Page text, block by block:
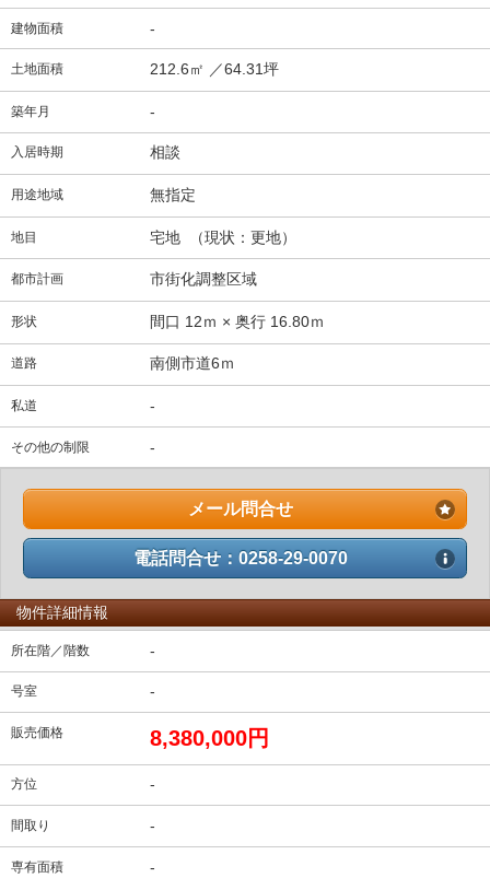
建物面積 -
土地面積 212.6㎡ ／64.31坪
築年月 -
入居時期 相談
用途地域 無指定
地目 宅地 （現状：更地）
都市計画 市街化調整区域
形状 間口 12ｍ × 奥行 16.80ｍ
道路 南側市道6ｍ
私道 -
その他の制限 -
メール問合せ
電話問合せ：0258-29-0070
物件詳細情報
所在階／階数 -
号室 -
販売価格 8,380,000円
方位 -
間取り -
専有面積 -